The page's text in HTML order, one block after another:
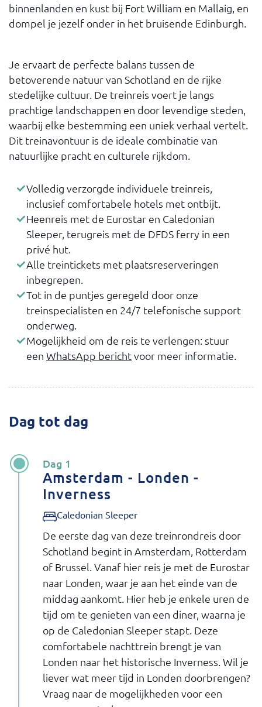
binnenlanden en kust bij Fort William en Mallaig, en
dompel je jezelf onder in het bruisende Edinburgh.
Je ervaart de perfecte balans tussen de
betoverende natuur van Schotland en de rijke
stedelijke cultuur. De treinreis voert je langs
prachtige landschappen en door levendige steden,
waarbij elke bestemming een uniek verhaal vertelt.
Dit treinavontuur is de ideale combinatie van
natuurlijke pracht en culturele rijkdom.
Volledig verzorgde individuele treinreis,
inclusief comfortabele hotels met ontbijt.
Heenreis met de Eurostar en Caledonian
Sleeper, terugreis met de DFDS ferry in een
privé hut.
Alle treintickets met plaatsreserveringen
inbegrepen.
Tot in de puntjes geregeld door onze
treinspecialisten en 24/7 telefonische support
onderweg.
Mogelijkheid om de reis te verlengen: stuur
een WhatsApp bericht voor meer informatie.
Dag tot dag
Dag 1
Amsterdam - Londen -
Inverness
Caledonian Sleeper
De eerste dag van deze treinrondreis door
Schotland begint in Amsterdam, Rotterdam
of Brussel. Vanaf hier reis je met de Eurostar
naar Londen, waar je aan het einde van de
middag aankomt. Hier heb je enkele uren de
tijd om te genieten van een diner, waarna je
op de Caledonian Sleeper stapt. Deze
comfortabele nachttrein brengt je van
Londen naar het historische Inverness. Wil je
liever wat meer tijd in Londen doorbrengen?
Vraag naar de mogelijkheden voor een